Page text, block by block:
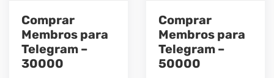
Comprar
Membros para
Telegram –
30000
Comprar
Membros para
Telegram –
50000